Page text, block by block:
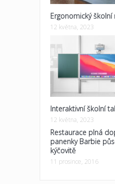
Ergonomický školní
12 května, 2023
Interaktivní školní
12 května, 2023
Restaurace plná
panenky Barbie
kýčovitě
11 prosince, 2016